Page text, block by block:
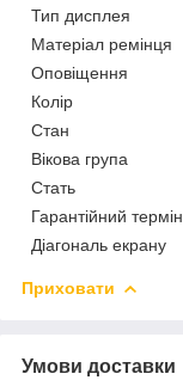
Тип дисплея
Матеріал ремінця
Оповіщення
Колір
Стан
Вікова група
Стать
Гарантійний термін
Діагональ екрану
Приховати
Умови доставки